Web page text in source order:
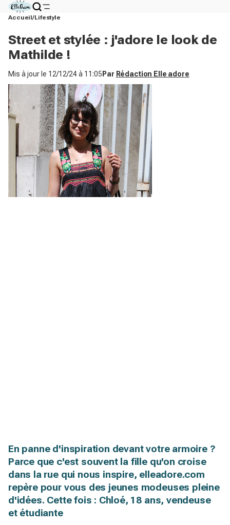
Accueil Lifestyle
Street et stylée : j'adore le look de
Mathilde !
Mis à jour le 12/12/24 à 11:05 Par Rédaction Elle adore
En panne d'inspiration devant votre armoire ?
Parce que c'est souvent la fille qu'on croise
dans la rue qui nous inspire, elleadore.com
repère pour vous des jeunes modeuses pleine
d'idées. Cette fois : Chloé, 18 ans, vendeuse
et étudiante